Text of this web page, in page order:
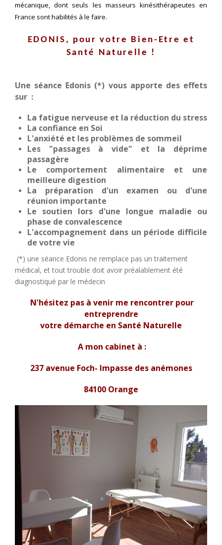
mécanique, dont seuls les masseurs kinésithérapeutes en
France sont habilités à le faire.
EDONIS, pour votre Bien-Etre et
Santé Naturelle !
Une séance Edonis (*) vous apporte des effets
sur :
La fatigue nerveuse et la réduction du stress
La confiance en Soi
L'anxiété et les problèmes de sommeil
Les "passages à vide" et la déprime
passagère
Le comportement alimentaire et une
meilleure digestion
La préparation d'un examen ou d'une
réunion importante
Le soutien lors d'une longue maladie ou
phase de convalescence
L'accompagnement dans un période difficile
de votre vie
(*) une séance Edonis ne remplace pas un traitement
médical, et tout trouble doit avoir préalablement été
diagnostiqué par le médecin
N'hésitez pas à venir me rencontrer pour
entreprendre
votre démarche en Santé Naturelle
A mon cabinet à :
237 avenue Foch- Impasse des anémones
84100 Orange